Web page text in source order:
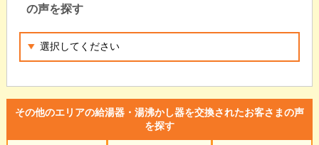
の声を探す
その他のエリアの給湯器・湯沸かし器を交換されたお客さまの声
を探す